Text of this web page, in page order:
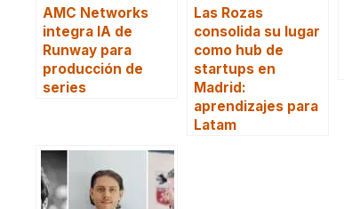
AMC Networks
integra IA de
Runway para
producción de
series
Las Rozas
consolida su lugar
como hub de
startups en
Madrid:
aprendizajes para
Latam